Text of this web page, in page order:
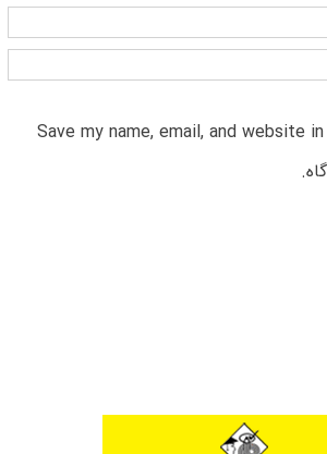
Save my name, email, and website